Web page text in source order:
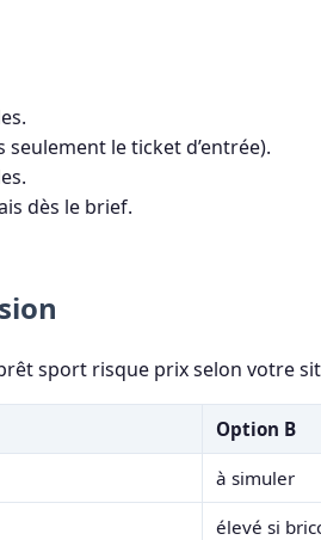
le ticket d’entrée).
dès le brief.
sport risque prix selon votre
Option B
à simuler
élevé si